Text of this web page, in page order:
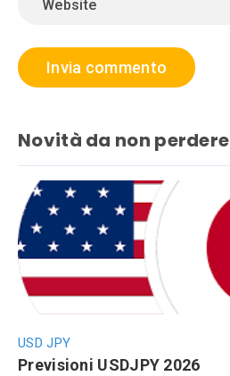
Novità da non perdere
USD JPY
Previsioni USDJPY 2026